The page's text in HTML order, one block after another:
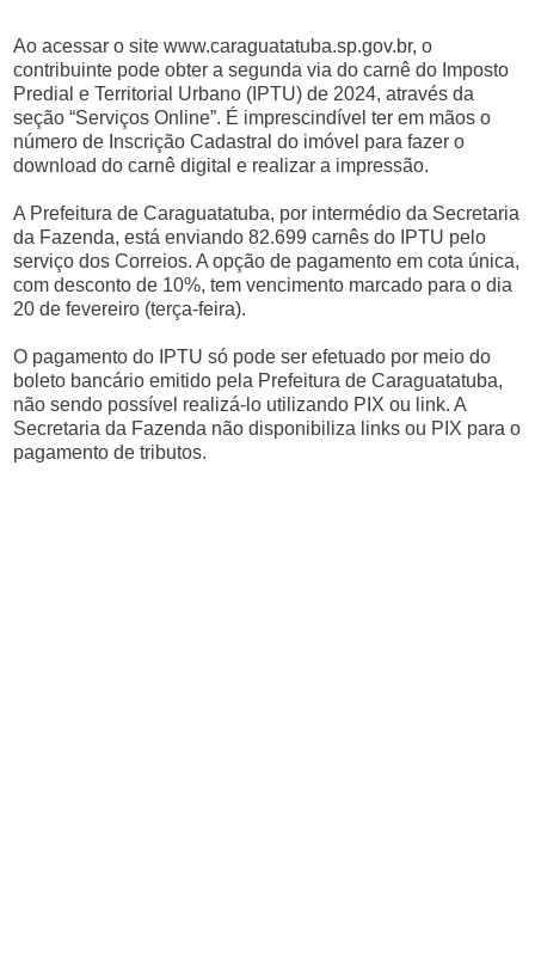
Ao acessar o site www.caraguatatuba.sp.gov.br, o
contribuinte pode obter a segunda via do carnê do Imposto
Predial e Territorial Urbano (IPTU) de 2024, através da
seção “Serviços Online”. É imprescindível ter em mãos o
número de Inscrição Cadastral do imóvel para fazer o
download do carnê digital e realizar a impressão.
A Prefeitura de Caraguatatuba, por intermédio da Secretaria
da Fazenda, está enviando 82.699 carnês do IPTU pelo
serviço dos Correios. A opção de pagamento em cota única,
com desconto de 10%, tem vencimento marcado para o dia
20 de fevereiro (terça-feira).
O pagamento do IPTU só pode ser efetuado por meio do
boleto bancário emitido pela Prefeitura de Caraguatatuba,
não sendo possível realizá-lo utilizando PIX ou link. A
Secretaria da Fazenda não disponibiliza links ou PIX para o
pagamento de tributos.